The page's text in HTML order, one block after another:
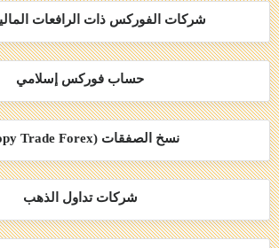
شركات الفوركس ذات الرافعات
حساب فوركس إسلامي
نسخ الصفقات (Copy Trade Forex)
شركات تداول الذهب